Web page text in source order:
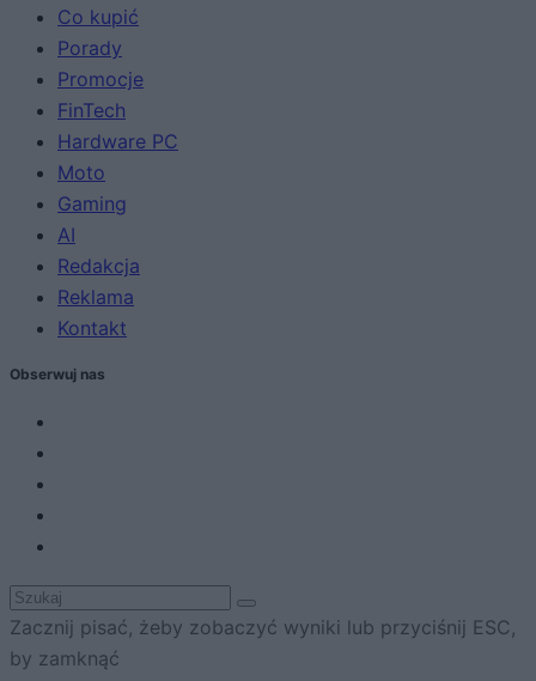
Co kupić
Porady
Promocje
FinTech
Hardware PC
Moto
Gaming
AI
Redakcja
Reklama
Kontakt
Obserwuj nas
Zacznij pisać, żeby zobaczyć wyniki lub przyciśnij ESC,
by zamknąć